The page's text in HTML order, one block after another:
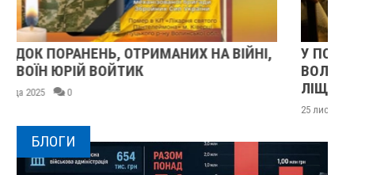
У ПОЛТАВІ ПОПРОЩАЛИСЯ ІЗ ВІЙСЬКОВИМИ
ВОЛОДИМИРОМ КАРЕНГІНИМ ТА ОЛЕГОМ
ЛІЩИНСЬКИМ
БЛОГИ